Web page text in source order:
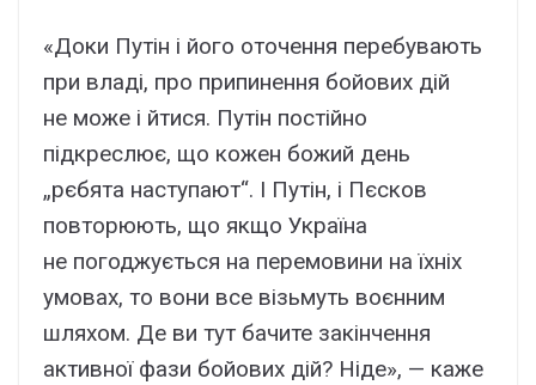
«Доки Путін і його оточення перебувають
при владі, про припинення бойових дій
не може і йтися. Путін постійно
підкреслює, що кожен божий день
„рєбята наступают“. І Путін, і Пєсков
повторюють, що якщо Україна
не погоджується на перемовини на їхніх
умовах, то вони все візьмуть воєнним
шляхом. Де ви тут бачите закінчення
активної фази бойових дій? Ніде», — каже